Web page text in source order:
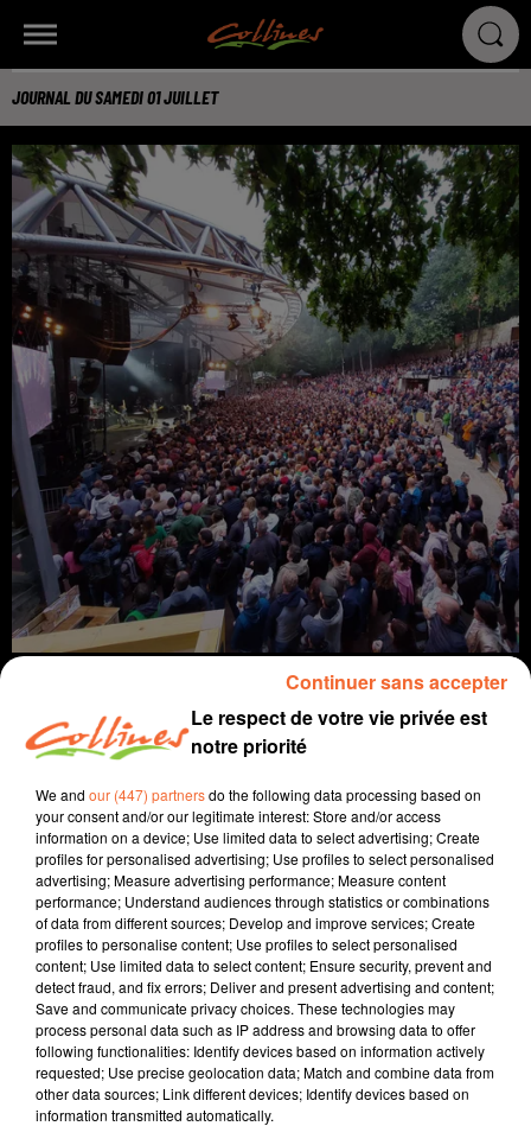
JOURNAL DU SAMEDI 01 JUILLET
1er juillet 2023 - 15 min 10 sec
JOURNAL DU SAMEDI 01 JUILLET
Patrice Bémanangy
L'info près de chez vous.
Des violences urbaines la nuit dernière en deux-sèvres.
L'UFC Que Choisir s'alarme des pertes d'eau potable en
raison de la vétusté des canalisations.
Une exposition au Château de Bressuire retrace les 50
ans de la fusion association du territoire.
Le respect de votre vie privée est
notre priorité
We and our (447) partnersdo the following data processing based on
your consent and/or our legitimate interest: Store and/or access
information on a device; Use limited data to select advertising; Create
profiles for personalised advertising; Use profiles to select personalised
advertising; Measure advertising performance; Measure content
performance; Understand audiences through statistics or combinations
of data from different sources; Develop and improve services; Create
profiles to personalise content; Use profiles to select personalised
content; Use limited data to select content; Ensure security, prevent and
detect fraud, and fix errors; Deliver and present advertising and content;
Save and communicate privacy choices. These technologies may
process personal data such as IP address and browsing data to offer
following functionalities: Identify devices based on information actively
requested; Use precise geolocation data; Match and combine data from
other data sources; Link different devices; Identify devices based on
information transmitted automatically.
Continuer sans accepter